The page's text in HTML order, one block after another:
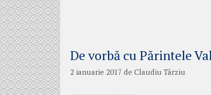
De vorbă cu Părintele
2 ianuarie 2017 de Claudiu Târziu